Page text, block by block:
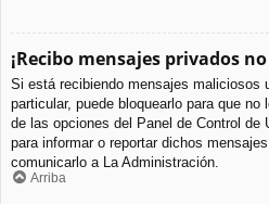
¡Recibo mensajes privados
Si está recibiendo mensajes maliciosos
particular, puede bloquearlo para que
de las opciones del Panel de Control de
para informar o reportar dichos
comunicarlo a La Administración.
Arriba